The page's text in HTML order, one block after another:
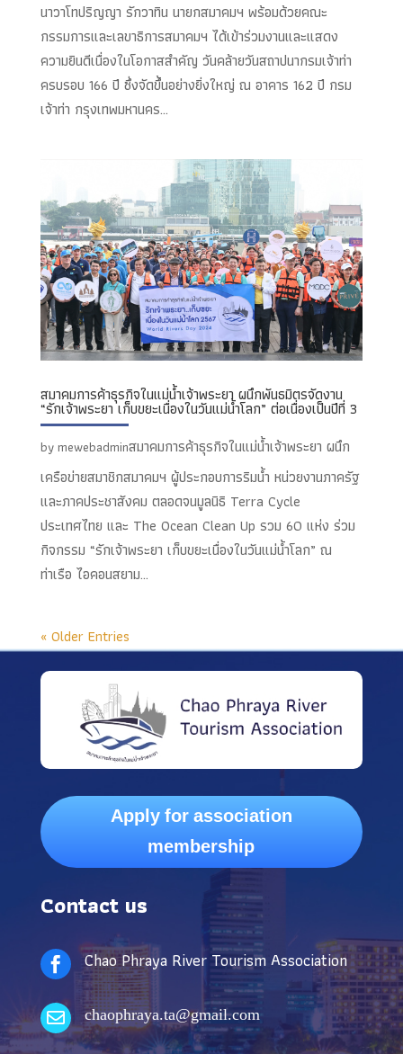
นาวาโทปริญญา รักวาทิน นายกสมาคมฯ พร้อมด้วยคณะ
กรรมการและเลขาธิการสมาคมฯ ได้เข้าร่วมงานและแสดง
ความยินดีเนื่องในโอกาสสำคัญ วันคล้ายวันสถาปนากรมเจ้าท่า
ครบรอบ 166 ปี ซึ่งจัดขึ้นอย่างยิ่งใหญ่ ณ อาคาร 162 ปี กรม
เจ้าท่า กรุงเทพมหานคร...
สมาคมการค้าธุรกิจในแม่น้ำเจ้าพระยา ผนึกพันธมิตรจัดงาน
“รักเจ้าพระยา เก็บขยะเนื่องในวันแม่น้ำโลก” ต่อเนื่องเป็นปีที่ 3
bymewebadminสมาคมการค้าธุรกิจในแม่น้ำเจ้าพระยา ผนึก
เครือข่ายสมาชิกสมาคมฯ ผู้ประกอบการริมน้ำ หน่วยงานภาครัฐ
และภาคประชาสังคม ตลอดจนมูลนิธิ Terra Cycle
ประเทศไทย และ The Ocean Clean Up รวม 60 แห่ง ร่วม
กิจกรรม “รักเจ้าพระยา เก็บขยะเนื่องในวันแม่น้ำโลก” ณ
ท่าเรือ ไอคอนสยาม...
« Older Entries
Apply for association
membership
Contact us
 Chao Phraya River Tourism Association
 chaophraya.ta@gmail.com